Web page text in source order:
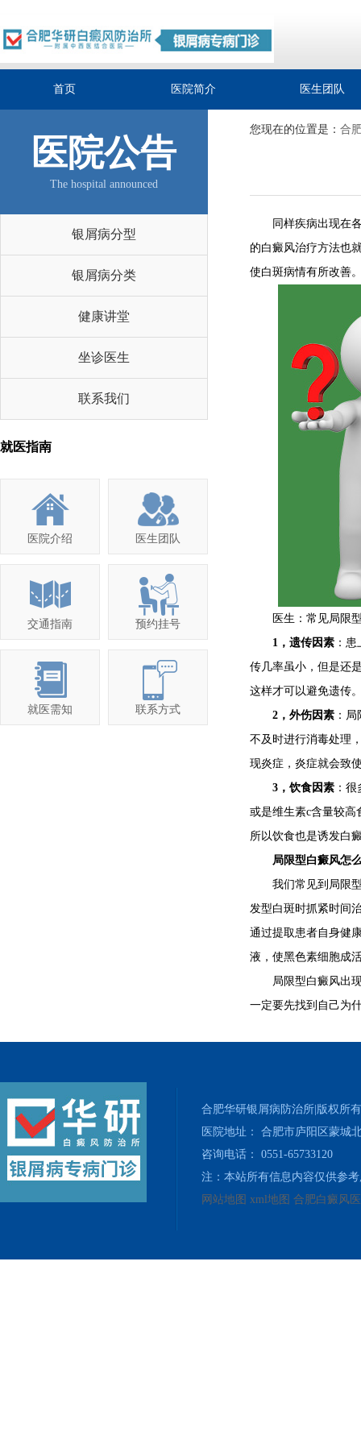
首页 医院简介 医生团队
医院公告
The hospital announced
银屑病分型
银屑病分类
健康讲堂
坐诊医生
联系我们
就医指南
医院介绍 医生团队
交通指南 预约挂号
就医需知 联系方式
您现在的位置是： 合
同样疾病出现在各
的白癜风治疗方法也
使白斑病情有所改善
医生：常见局限型
1，遗传因素 ：
传几率虽小，但是还
这样才可以避免遗传
2，外伤因素 ：
不及时进行消毒处理
现炎症，炎症就会致
3，饮食因素 ：
或是维生素c含量较高
所以饮食也是诱发白
局限型白癜风怎么
我们常见到局限型
发型白斑时抓紧时间
通过提取患者自身健
液，使黑色素细胞成
局限型白癜风出现
一定要先找到自己为
合肥华研银屑病防治所|版权所有
医院地址： 合肥市庐阳区蒙城
咨询电话： 0551-65733120
注：本站所有信息内容仅供参
网站地图 xml地图 合肥白癜风